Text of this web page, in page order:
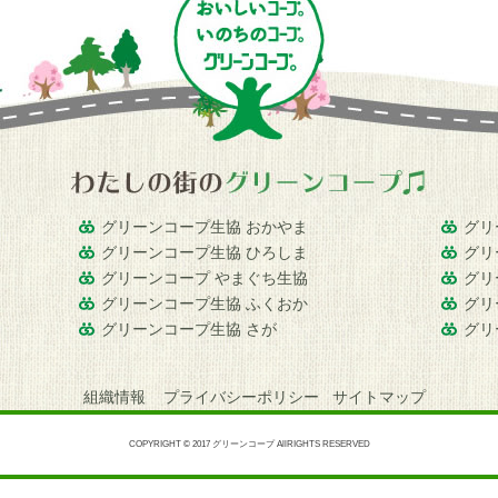
グリーンコープ生協 おかやま
グリーンコープ生協 ひろしま
グリーンコープ やまぐち生協
グリーンコープ生協 ふくおか
グリーンコープ生協 さが
グ
グ
グ
グ
グ
組織情報 プライバシーポリシー サイトマップ
COPYRIGHT © 2017 グリーンコープ AllRIGHTS RESERVED